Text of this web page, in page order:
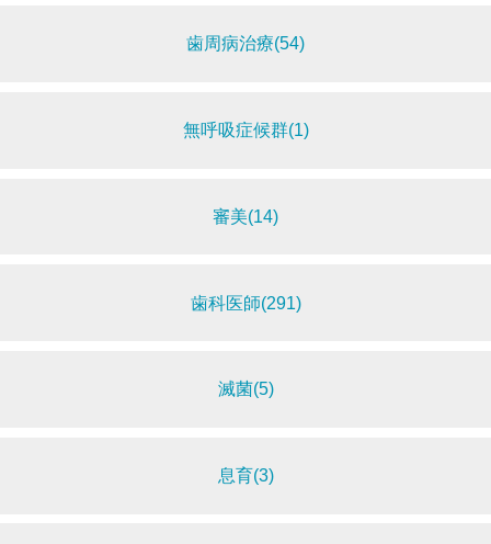
歯周病治療(54)
無呼吸症候群(1)
審美(14)
歯科医師(291)
滅菌(5)
息育(3)